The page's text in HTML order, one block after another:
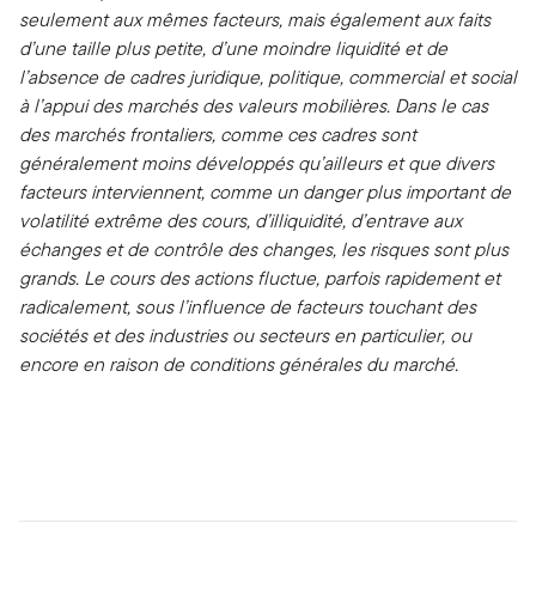
seulement aux mêmes facteurs, mais également aux faits
d’une taille plus petite, d’une moindre liquidité et de
l’absence de cadres juridique, politique, commercial et social
à l’appui des marchés des valeurs mobilières. Dans le cas
des marchés frontaliers, comme ces cadres sont
généralement moins développés qu’ailleurs et que divers
facteurs interviennent, comme un danger plus important de
volatilité extrême des cours, d’illiquidité, d’entrave aux
échanges et de contrôle des changes, les risques sont plus
grands. Le cours des actions fluctue, parfois rapidement et
radicalement, sous l’influence de facteurs touchant des
sociétés et des industries ou secteurs en particulier, ou
encore en raison de conditions générales du marché.